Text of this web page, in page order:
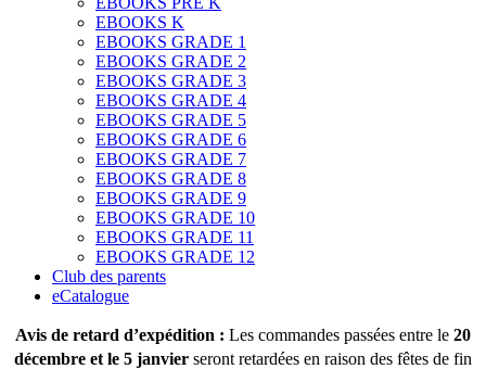
EBOOKS K
EBOOKS GRADE 1
EBOOKS GRADE 2
EBOOKS GRADE 3
EBOOKS GRADE 4
EBOOKS GRADE 5
EBOOKS GRADE 6
EBOOKS GRADE 7
EBOOKS GRADE 8
EBOOKS GRADE 9
EBOOKS GRADE 10
EBOOKS GRADE 11
EBOOKS GRADE 12
Club des parents
eCatalogue
Avis de retard d’expédition : Les commandes passées entre le 20
décembre et le 5 janvier seront retardées en raison des fêtes de fin